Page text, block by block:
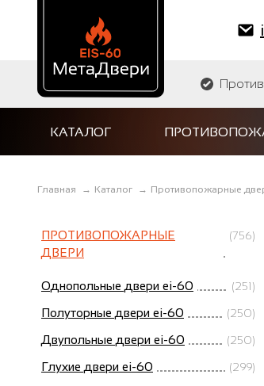
КАТАЛОГ
Главная → Каталог → Противопожарные
ПРОТИВОПОЖАРНЫЕ
ДВЕРИ
(756)
Однопольные двери ei-60 (251)
Полуторные двери ei-60 (250)
Двупольные двери ei-60 (250)
Глухие двери ei-60 (299)